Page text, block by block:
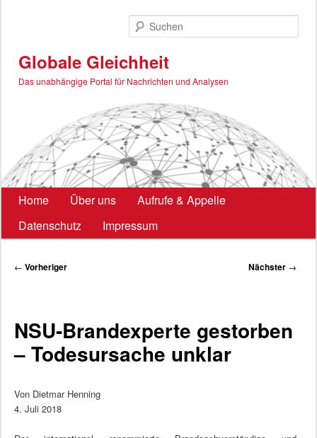
Globale Gleichheit
Das unabhängige Portal für Nachrichten und Analysen
Hauptmenü
Home Über uns
Aufrufe & Appelle
Datenschutz
Impressum
Beitragsnavigation
← Vorheriger Nächster →
NSU-Brandexperte gestorben
– Todesursache unklar
Von Dietmar Henning
4. Juli 2018